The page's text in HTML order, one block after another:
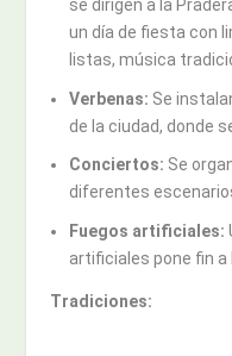
se dirigen a la
un día de fiesta con
listas, música
Verbenas: Se
de la ciudad, donde
Conciertos: Se
diferentes
Fuegos artificiales:
artificiales pone fin
Tradiciones: